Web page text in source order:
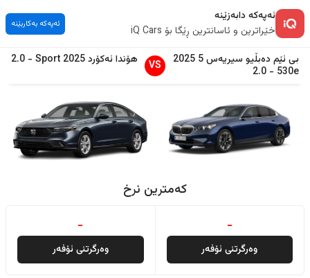
ئەپەکە دابەزێنە
خێراترین و ئاسانترین ڕێگا بۆ iQ Cars
ئەپەکە بەکاربێنە
بی ئێم دەبڵیو سیریەس 5
2025
530e
-
2.0
VS هۆندا ئەکۆرد2025
Sport
-
2.0
کەمترین نرخ
-
وەرگرتنی ئۆفەر
-
وەرگرتنی ئۆفەر